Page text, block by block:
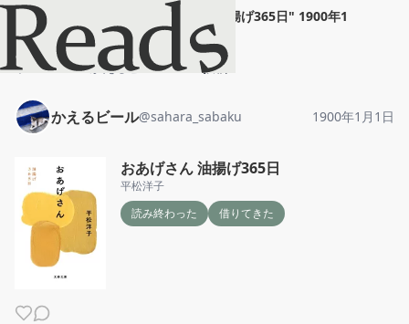
おあげさん 油揚げ365日" 1900年1
月1日
ホーム
かえるビール 投稿
かえるビール@sahara_sabaku 1900年1月1日
おあげさん 油揚げ365日
平松洋子
読み終わった
借りてきた